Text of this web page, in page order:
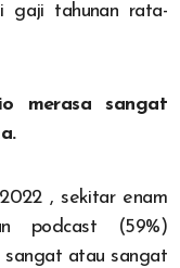
gaji tahunan rata-
merasa sangat
, sekitar enam
podcast (59%)
sangat atau sangat